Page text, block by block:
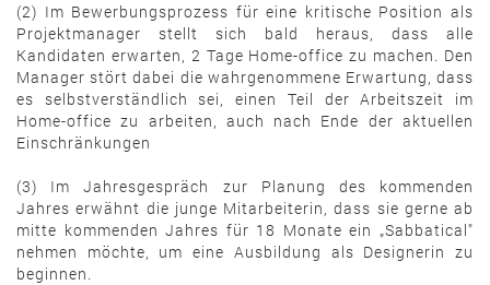
(2) Im Bewerbungsprozess für eine kritische Position als
Projektmanager stellt sich bald heraus, dass alle
Kandidaten erwarten, 2 Tage Home-office zu machen. Den
Manager stört dabei die wahrgenommene Erwartung, dass
es selbstverständlich sei, einen Teil der Arbeitszeit im
Home-office zu arbeiten, auch nach Ende der aktuellen
Einschränkungen
(3) Im Jahresgespräch zur Planung des kommenden
Jahres erwähnt die junge Mitarbeiterin, dass sie gerne ab
mitte kommenden Jahres für 18 Monate ein „Sabbatical"
nehmen möchte, um eine Ausbildung als Designerin zu
beginnen.